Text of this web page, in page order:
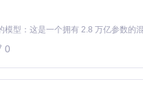
仿真模式"
驱动层将PS3
器设置
游戏检测到
异较大的游戏，建议创建专
0